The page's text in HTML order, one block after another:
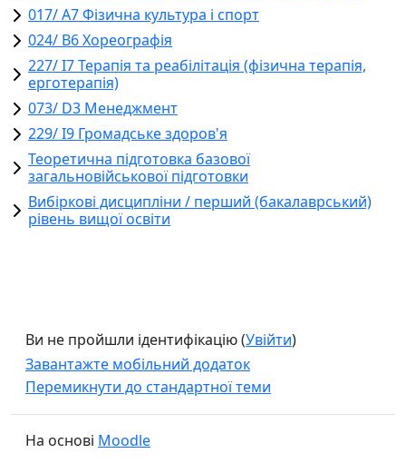
017/ А7 Фізична культура і спорт
024/ В6 Хореографія
227/ І7 Терапія та реабілітація (фізична терапія,
ерготерапія)
073/ D3 Менеджмент
229/ І9 Громадське здоров'я
Теоретична підготовка базової
загальновійськової підготовки
Вибіркові дисципліни / перший (бакалаврський)
рівень вищої освіти
Ви не пройшли ідентифікацію (Увійти)
Завантажте мобільний додаток
Перемикнути до стандартної теми
На основі Moodle